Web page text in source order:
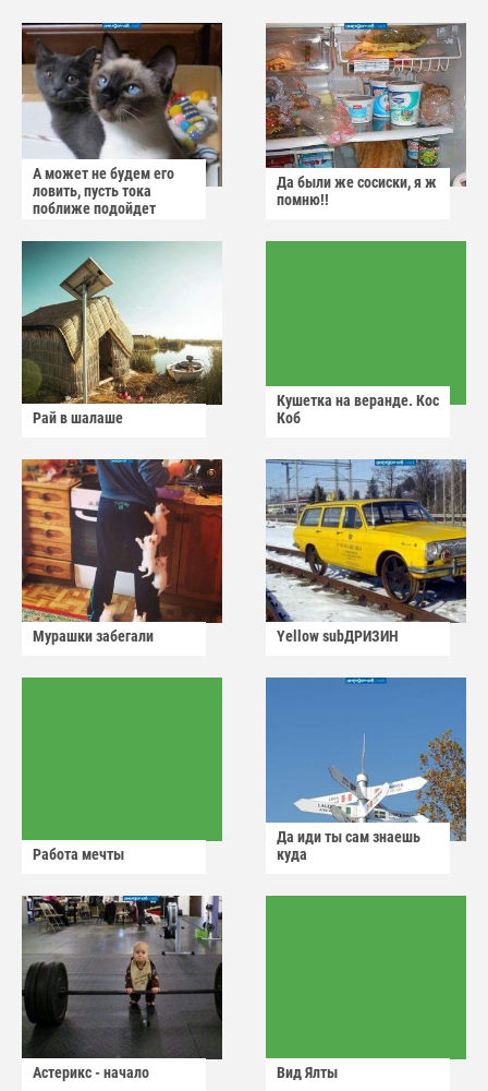
А может не будем его
ловить, пусть тока
поближе подойдет
Да были же сосиски, я ж
помню!!
Рай в шалаше
Кушетка на веранде. Кос
Коб
Мурашки забегали Yellow subДРИЗИН
Работа мечты
Да иди ты сам знаешь
куда
Астерикс - начало Вид Ялты